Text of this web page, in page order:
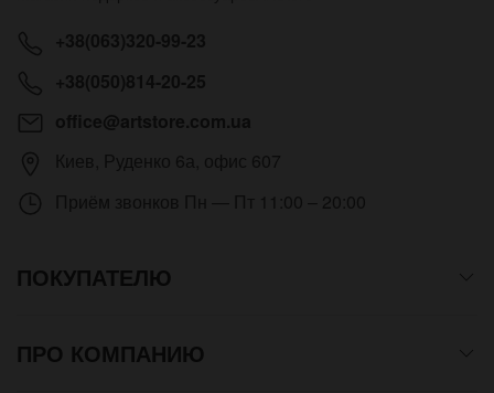
ПОКУПАТЕЛЮ
ПРО КОМПАНИЮ